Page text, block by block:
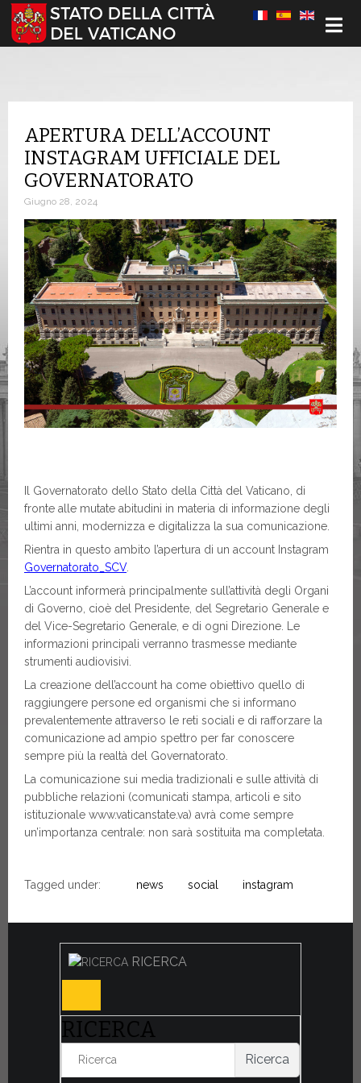
Seleziona la tua lingua
APERTURA DELL’ACCOUNT
INSTAGRAM UFFICIALE DEL
GOVERNATORATO
Giugno 28, 2024
Il Governatorato dello Stato della Città del Vaticano, di
fronte alle mutate abitudini in materia di informazione degli
ultimi anni, modernizza e digitalizza la sua comunicazione.
Rientra in questo ambito l’apertura di un account Instagram
Governatorato_SCV.
L’account informerà principalmente sull’attività degli Organi
di Governo, cioè del Presidente, del Segretario Generale e
del Vice-Segretario Generale, e di ogni Direzione. Le
informazioni principali verranno trasmesse mediante
strumenti audiovisivi.
La creazione dell’account ha come obiettivo quello di
raggiungere persone ed organismi che si informano
prevalentemente attraverso le reti sociali e di rafforzare la
comunicazione ad ampio spettro per far conoscere
sempre più la realtà del Governatorato.
La comunicazione sui media tradizionali e sulle attività di
pubbliche relazioni (comunicati stampa, articoli e sito
istituzionale www.vaticanstate.va) avrà come sempre
un’importanza centrale: non sarà sostituita ma completata.
Tagged under: news social instagram
RICERCA
RICERCA
Ricerca